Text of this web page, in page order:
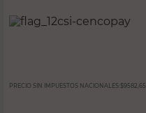
PRECIO SIN IMPUESTOS NACIONALES: $9582,65